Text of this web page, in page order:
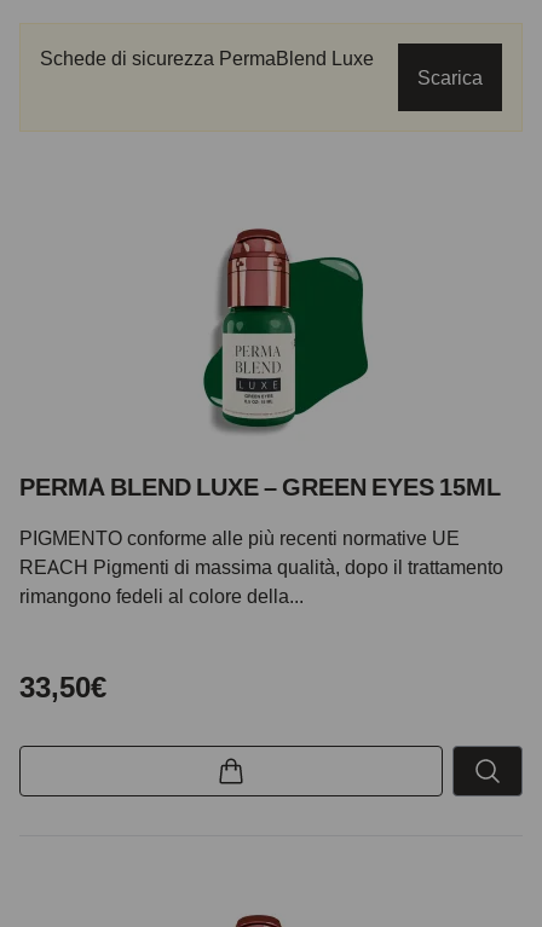
Schede di sicurezza PermaBlend Luxe
Scarica
PERMA BLEND LUXE – GREEN EYES 15ML
PIGMENTO conforme alle più recenti normative UE
REACH Pigmenti di massima qualità, dopo il trattamento
rimangono fedeli al colore della...
33,50€